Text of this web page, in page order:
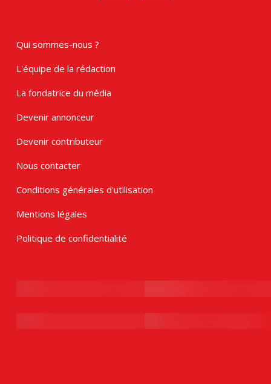
Qui sommes-nous ?
L'équipe de la rédaction
La fondatrice du média
Devenir annonceur
Devenir contributeur
Nous contacter
Conditions générales d'utilisation
Mentions légales
Politique de confidentialité